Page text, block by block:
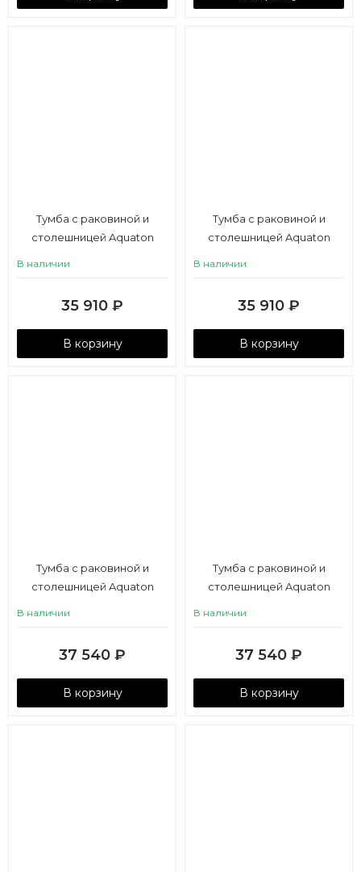
Тумба с раковиной и
столешницей Aquaton
В наличии
35 910 ₽
В корзину
Тумба с раковиной и
столешницей Aquaton
В наличии
35 910 ₽
В корзину
Тумба с раковиной и
столешницей Aquaton
В наличии
37 540 ₽
В корзину
Тумба с раковиной и
столешницей Aquaton
В наличии
37 540 ₽
В корзину